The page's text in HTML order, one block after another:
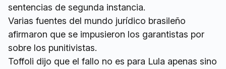
sentencias de segunda instancia.
Varias fuentes del mundo jurídico brasileño
afirmaron que se impusieron los garantistas por
sobre los punitivistas.
Toffoli dijo que el fallo no es para Lula apenas sino